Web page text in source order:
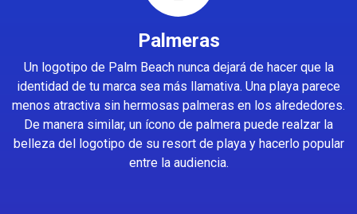
Palmeras
Un logotipo de Palm Beach nunca dejará de hacer que la
identidad de tu marca sea más llamativa. Una playa parece
menos atractiva sin hermosas palmeras en los alrededores.
De manera similar, un ícono de palmera puede realzar la
belleza del logotipo de su resort de playa y hacerlo popular
entre la audiencia.